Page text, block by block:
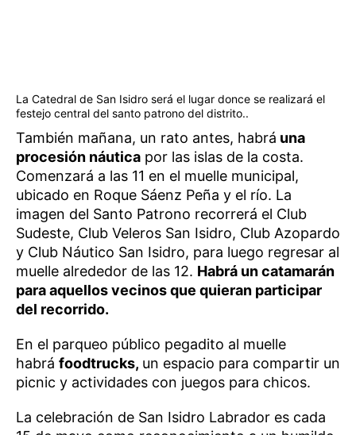
La Catedral de San Isidro será el lugar donce se realizará el
festejo central del santo patrono del distrito..
También mañana, un rato antes, habrá una
procesión náutica por las islas de la costa.
Comenzará a las 11 en el muelle municipal,
ubicado en Roque Sáenz Peña y el río. La
imagen del Santo Patrono recorrerá el Club
Sudeste, Club Veleros San Isidro, Club Azopardo
y Club Náutico San Isidro, para luego regresar al
muelle alrededor de las 12. Habrá un catamarán
para aquellos vecinos que quieran participar
del recorrido.
En el parqueo público pegadito al muelle
habrá foodtrucks, un espacio para compartir un
picnic y actividades con juegos para chicos.
La celebración de San Isidro Labrador es cada